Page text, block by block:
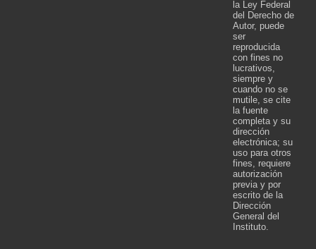
la Ley Federal
del Derecho de
Autor, puede
ser
reproducida
con fines no
lucrativos,
siempre y
cuando no se
mutile, se cite
la fuente
completa y su
dirección
electrónica; su
uso para otros
fines, requiere
autorización
previa y por
escrito de la
Dirección
General del
Instituto.